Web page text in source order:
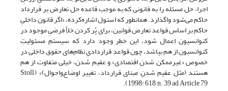
اجرا، حل مسئله را به قانونی که به موجب قاعده حل تعارض بر قرارداد
حاکم می‌شود واگذارد. همانطور که استول اشاره‌کرده، «اگر قانون داخلیِ
حاکم بر اساس قواعد تعارض قوانین، برای پُر کردن خلأِ فرضیِ موجود در
کنوانسیون اِعمال شود، این خطر وجود دارد که سیستمِ مسئولیتِ
کنوانسیون از هم بپاشد، چون قواعدِ قراردادیِ نظام‌های حقوق داخلی در
خصوص «غیرممکن شدنِ اقتصادی» و عقیم شدن، خیلی متفاوت از هم
هستند (مثل عقیم شدنِ مبنای قرارداد، تغییر اوضاع‌واحوال)» (Stoll,
1998: 618, n. 39 ad Article 79).